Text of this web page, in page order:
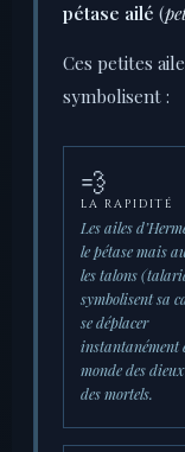
pétase ailé (
Ces petites
symbolisent :
💨
LA RAPIDITÉ
Les ailes
le pétase mais
les talons
symbolisent sa
se déplacer
instantanément
monde des
des mortels.